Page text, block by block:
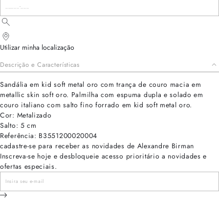
Utilizar minha localização
Descrição e Características
Sandália em kid soft metal oro com trança de couro macia em
metallic skin soft oro. Palmilha com espuma dupla e solado em
couro italiano com salto fino forrado em kid soft metal oro.
Cor: Metalizado
Salto: 5 cm
Referência: B3551200020004
cadastre-se para receber as novidades de Alexandre Birman
Inscreva-se hoje e desbloqueie acesso prioritário a novidades e
ofertas especiais.